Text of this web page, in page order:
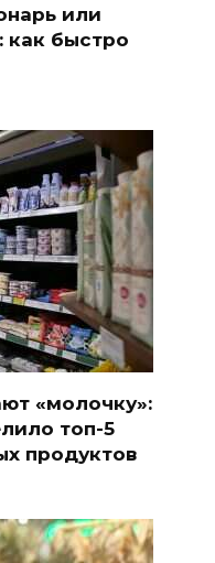
или
как быстро
«молочку»:
топ-5
продуктов